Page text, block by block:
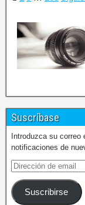
Suscríbase
Introduzca su
notificaciones de
Suscribirse